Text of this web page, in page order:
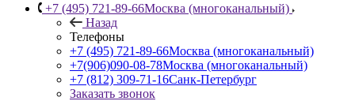
+7 (495) 721-89-66Москва (многоканальный)
Назад
Телефоны
+7 (495) 721-89-66Москва (многоканальный)
+7(906)090-08-78Москва (многоканальный)
+7 (812) 309-71-16Санк-Петербург
Заказать звонок